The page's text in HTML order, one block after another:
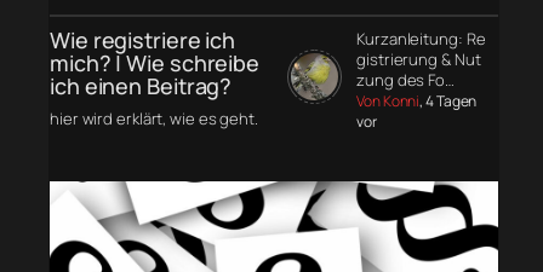
Wie registriere ich
mich? | Wie schreibe
ich einen Beitrag?
hier wird erklärt, wie es geht.
Kurzanleitung: Re
gistrierung & Nut
zung des Fo…
Von Konni, 4 Tagen
vor